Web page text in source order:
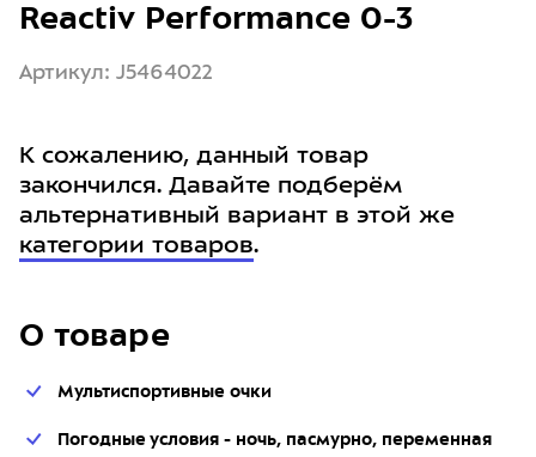
О товаре
Мультиспортивные очки
Погодные условия - ночь, пасмурно, переменная
Reactiv Performance 0-3
Артикул: J5464022
К сожалению, данный товар
закончился. Давайте подберём
альтернативный вариант в этой же
категории товаров.